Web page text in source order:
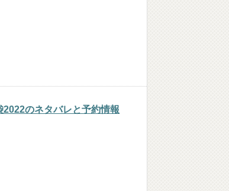
2022のネタバレと予約情報